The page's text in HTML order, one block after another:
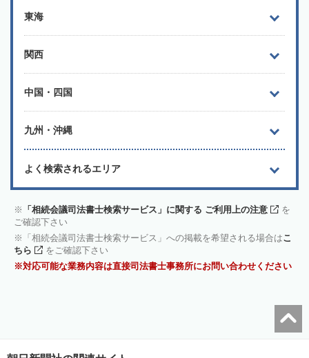
東海
関西
中国・四国
九州・沖縄
よく検索されるエリア
「相続会議司法書士検索サービス」に関する ご利用上の注意
を
ご確認下さい
「相続会議司法書士検索サービス」への掲載を希望される場合はこ
ちら
をご確認下さい
対応可能な業務内容は直接司法書士事務所にお問い合わせください